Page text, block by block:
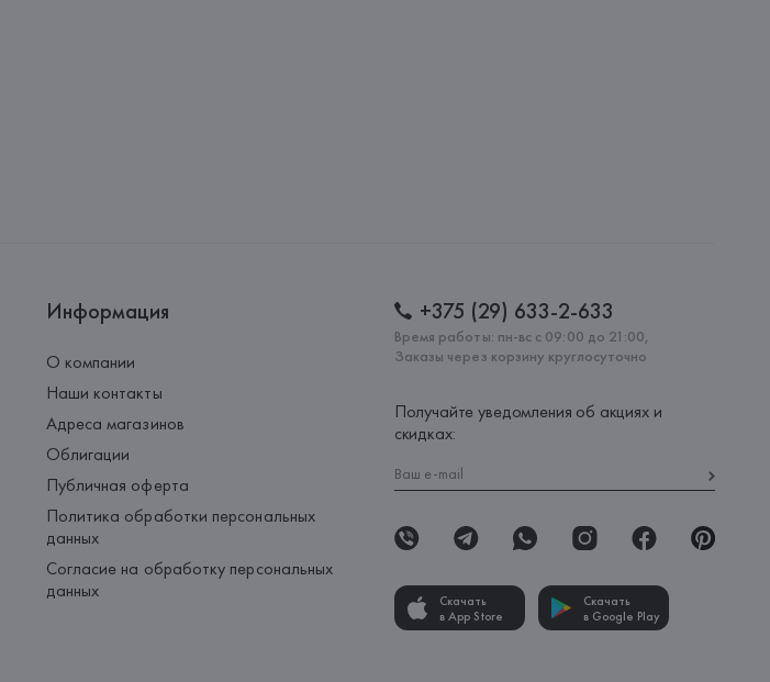
Информация
О компании
Наши контакты
Адреса магазинов
Облигации
Публичная оферта
Политика обработки персональных
данных
Согласие на обработку персональных
данных
+375 (29) 633-2-633
Время работы: пн-вс с 09:00 до 21:00,
Заказы через корзину круглосуточно
Получайте уведомления об акциях и
скидках:
Скачать
в App Store
Скачать
в Google Play